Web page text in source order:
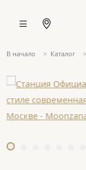
В начало Каталог